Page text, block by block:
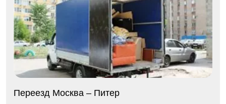
Переезд Москва – Питер